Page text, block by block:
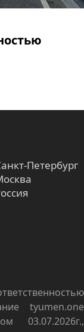
Петербург
tyumen.one
03.07.2026г.,